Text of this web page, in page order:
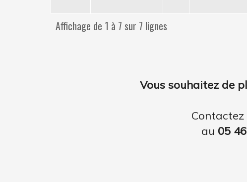
Affichage de 1 à 7 sur 7 lignes
Vous souhaitez de
Contactez
au 05